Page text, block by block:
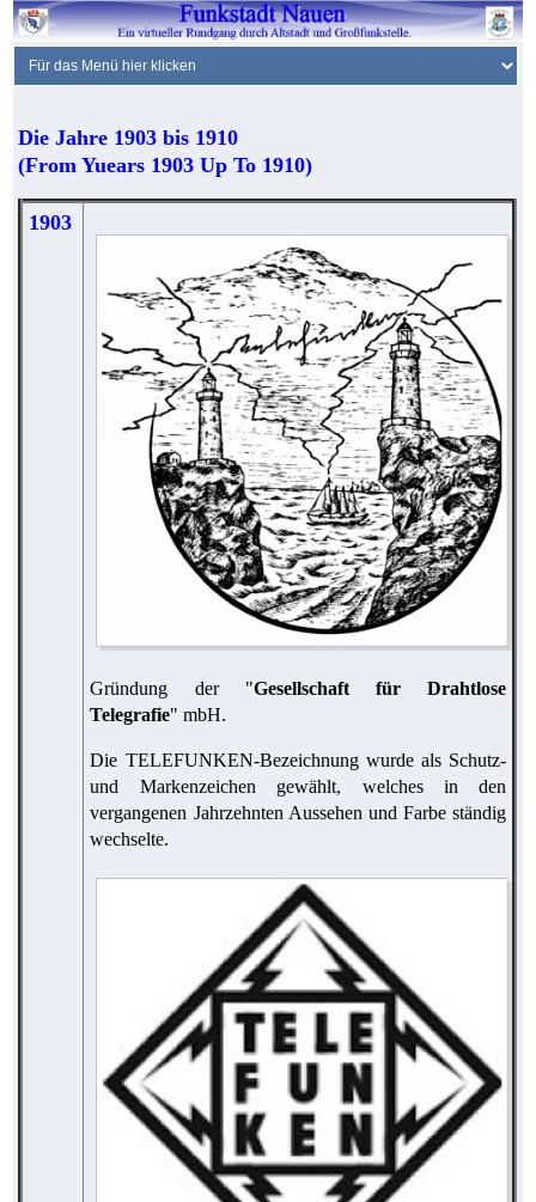
Die Jahre 1903 bis 1910
(From Yuears 1903 Up To 1910)
1903
Gründung der "Gesellschaft für Drahtlose
Telegrafie" mbH.
Die TELEFUNKEN-Bezeichnung wurde als Schutz-
und Markenzeichen gewählt, welches in den
vergangenen Jahrzehnten Aussehen und Farbe ständig
wechselte.